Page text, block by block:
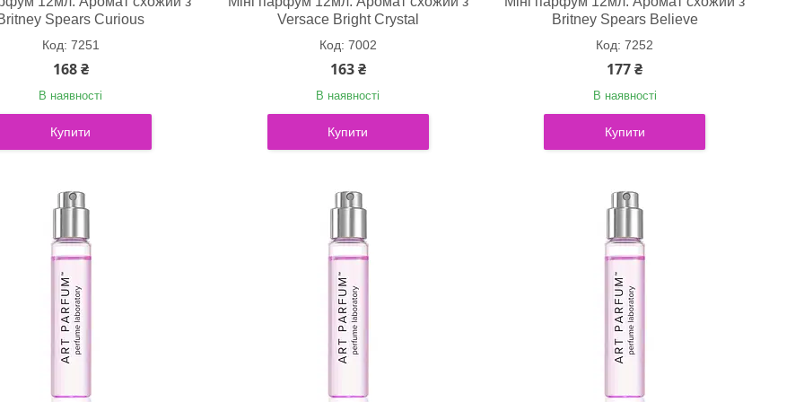
Spears Curious
7251
168 ₴
В наявності
Купити
Versace Bright Crystal
7002
163 ₴
В наявності
Купити
Britney Spears Believe
7252
177 ₴
В наявності
Купити